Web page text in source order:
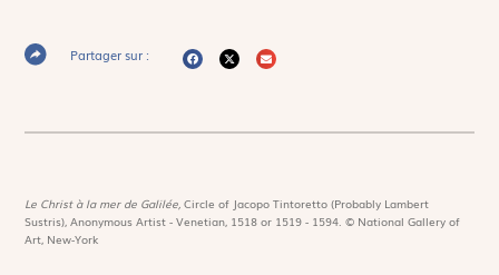
Partager sur :
Le Christ à la mer de Galilée,Circle of Jacopo Tintoretto (Probably Lambert
Sustris), Anonymous Artist - Venetian, 1518 or 1519 - 1594. © National Gallery of
Art, New-York